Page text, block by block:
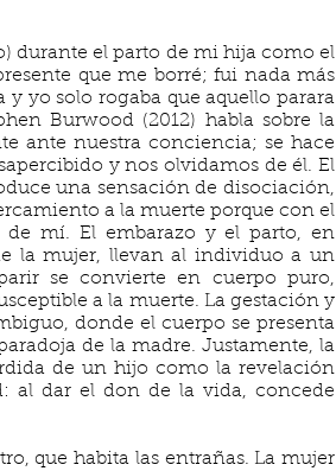
durante el parto de mi hija como el
que me borré; fui nada más
yo solo rogaba que aquello parara
Burwood (2012) habla sobre la
ante nuestra conciencia; se hace
y nos olvidamos de él. El
una sensación de disociación,
a la muerte porque con el
mí. El embarazo y el parto, en
la mujer, llevan al individuo a un
se convierte en cuerpo puro,
a la muerte. La gestación y
donde el cuerpo se presenta
de la madre. Justamente, la
de un hijo como la revelación
al dar el don de la vida, concede
que habita las entrañas. La mujer